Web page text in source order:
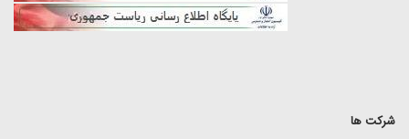
شرکت ها